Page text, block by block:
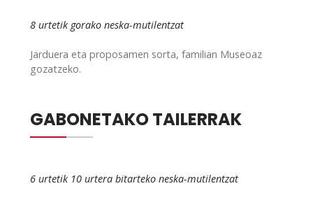
8 urtetik gorako neska-mutilentzat
Jarduera eta proposamen sorta, familian Museoaz
gozatzeko.
GABONETAKO TAILERRAK
6 urtetik 10 urtera bitarteko neska-mutilentzat